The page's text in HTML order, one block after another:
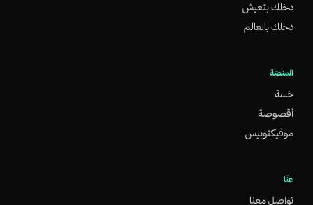
دخلك بتعيش
دخلك بالعالم
المنصّة
خسة
أقصوصة
موفيكتوبيس
عنّا
تواصل معنا